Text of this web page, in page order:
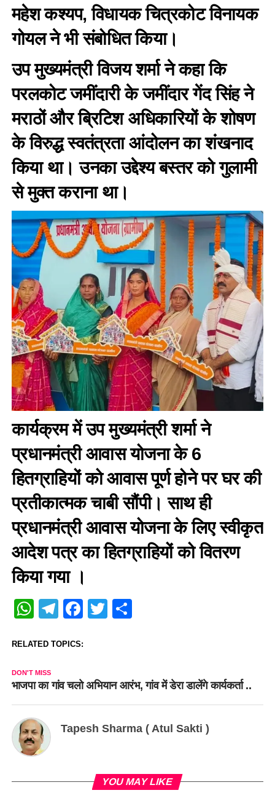
महेश कश्यप, विधायक चित्रकोट विनायक
गोयल ने भी संबोधित किया।
उप मुख्यमंत्री विजय शर्मा ने कहा कि
परलकोट जमींदारी के जमींदार गेंद सिंह ने
मराठों और ब्रिटिश अधिकारियों के शोषण
के विरुद्ध स्वतंत्रता आंदोलन का शंखनाद
किया था। उनका उद्देश्य बस्तर को गुलामी
से मुक्त कराना था।
कार्यक्रम में उप मुख्यमंत्री शर्मा ने
प्रधानमंत्री आवास योजना के 6
हितग्राहियों को आवास पूर्ण होने पर घर की
प्रतीकात्मक चाबी सौंपी। साथ ही
प्रधानमंत्री आवास योजना के लिए स्वीकृत
आदेश पत्र का हितग्राहियों को वितरण
किया गया ।
WhatsApp
Telegram
Facebook
Twitter
RELATED TOPICS:
DON'T MISS
भाजपा का गांव चलो अभियान आरंभ, गांव में डेरा डालेंगे कार्यकर्ता ..
Tapesh Sharma ( Atul Sakti )
YOU MAY LIKE